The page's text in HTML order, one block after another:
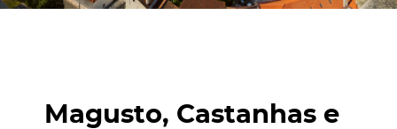
Magusto, Castanhas e